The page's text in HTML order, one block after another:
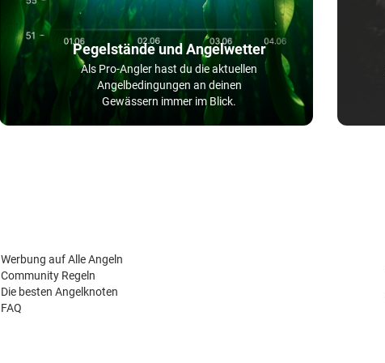
Pegelstände und Angelwetter
Als Pro-Angler hast du die aktuellen
Angelbedingungen an deinen
Gewässern immer im Blick.
Werbung auf Alle Angeln
Community Regeln
Die besten Angelknoten
FAQ